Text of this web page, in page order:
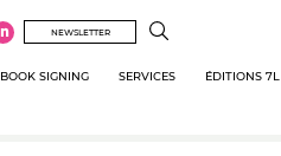
NEWSLETTER
BOOK SIGNING SERVICES ÉDITIONS 7L